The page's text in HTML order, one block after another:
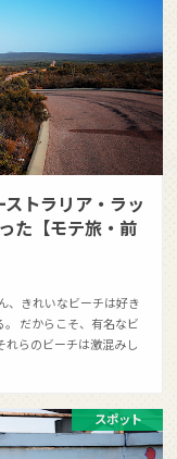
トラリア・ラッ
た【モテ旅・前
、きれいなビーチは好き
だからこそ、有名なビ
れらのビーチは激混みし
スポット